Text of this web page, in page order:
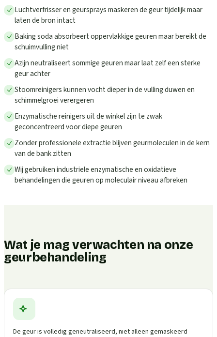
Luchtverfrisser en geursprays maskeren de geur tijdelijk maar
laten de bron intact
Baking soda absorbeert oppervlakkige geuren maar bereikt de
schuimvulling niet
Azijn neutraliseert sommige geuren maar laat zelf een sterke
geur achter
Stoomreinigers kunnen vocht dieper in de vulling duwen en
schimmelgroei verergeren
Enzymatische reinigers uit de winkel zijn te zwak
geconcentreerd voor diepe geuren
Zonder professionele extractie blijven geurmoleculen in de kern
van de bank zitten
Wij gebruiken industriele enzymatische en oxidatieve
behandelingen die geuren op moleculair niveau afbreken
Wat je mag verwachten na onze
geurbehandeling
De geur is volledig geneutraliseerd, niet alleen gemaskeerd